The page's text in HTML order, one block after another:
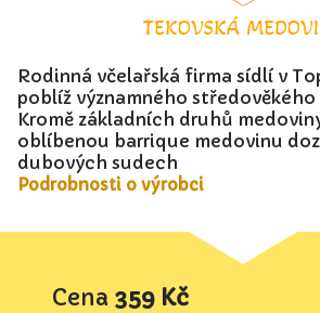
TEKOVSKÁ
Rodinná včelařská firma sídlí v
poblíž významného
Kromě základních druhů
oblíbenou barrique medovinu
dubových sudech
Podrobnosti o výrobci
Cena 359 Kč